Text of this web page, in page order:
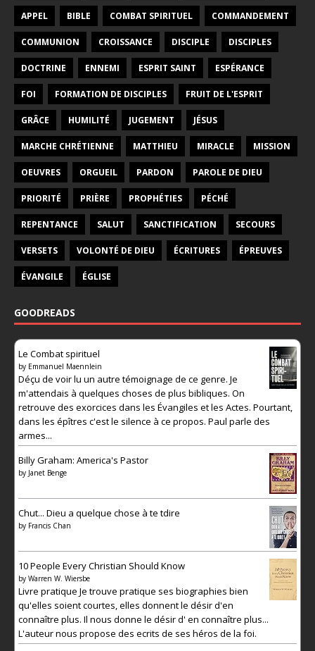
APPEL BIBLE COMBAT SPIRITUEL COMMANDEMENT
COMMUNION CROISSANCE DISCIPLE DISCIPLES
DOCTRINE ENNEMI ESPRIT SAINT ESPÉRANCE
FOI FORMATION DE DISCIPLES FRUIT DE L'ESPRIT
GRÂCE HUMILITÉ JUGEMENT JÉSUS
MARCHE CHRÉTIENNE MATTHIEU MIRACLE MISSION
OEUVRES ORGUEIL PARDON PAROLE DE DIEU
PRIORITÉ PRIÈRE PROPHÉTIES PÉCHÉ
REPENTANCE SALUT SANCTIFICATION SECOURS
VERSETS VOLONTÉ DE DIEU ÉCRITURES ÉPREUVES
ÉVANGILE ÉGLISE
GOODREADS
Le Combat spirituel
by Emmanuel Maennlein
Déçu de voir lu un autre témoignage de ce genre. Je
m'attendais à quelques choses de plus bibliques. On
retrouve des exorcices dans les Évangiles et les Actes. Pourtant,
dans les épîtres c'est le silence à ce propos. Paul parle des
armes...
Billy Graham: America's Pastor
by Janet Benge
Chut... Dieu a quelque chose à te tdire
by Francis Chan
10 People Every Christian Should Know
by Warren W. Wiersbe
Livre pratique Je trouve pratique ses biographies bien
qu'elles soient courtes, elles donnent le désir d'en
connaître plus. Il nous donne le désir d' en connaître plus...
L'auteur nous propose des ecrits de ses héros de la foi.